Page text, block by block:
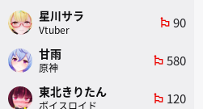
星川サラ
Vtuber
emoji_flags 90
甘雨
原神
emoji_flags 580
東北きりたん
ボイスロイド
emoji_flags 120